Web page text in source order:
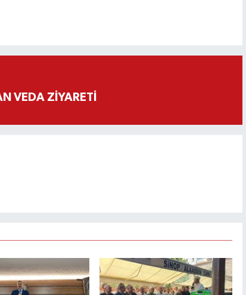
VEDA ZİYARETİ